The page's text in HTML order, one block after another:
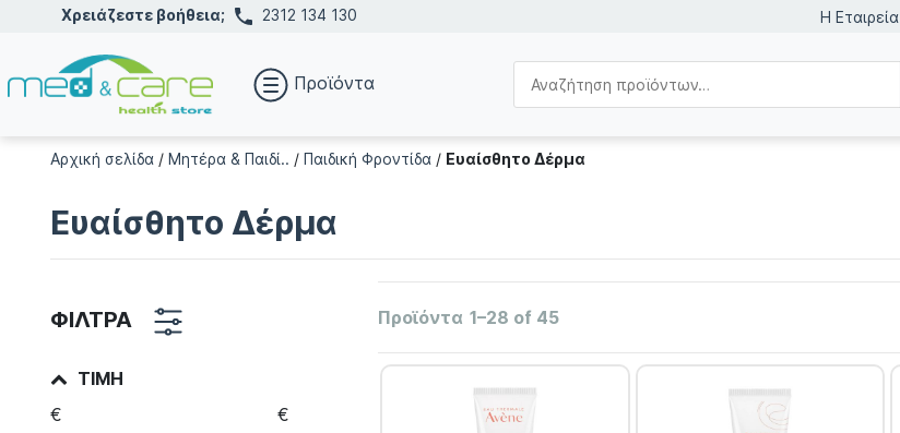
Χρειάζεστε βοήθεια; 2312 134 130 Η Εταιρεία
Προϊόντα
Αρχική σελίδα/ Μητέρα & Παιδί.. / Παιδική Φροντίδα/ Ευαίσθητο Δέρμα
Ευαίσθητο Δέρμα
ΦΙΛΤΡΑ
ΤΙΜΉ
€
€
Προϊόντα 1–28 of 45